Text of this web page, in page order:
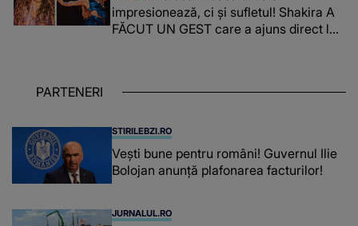
impresionează, ci și sufletul! Shakira A
FĂCUT UN GEST care a ajuns direct la
așteptând oportunitatea
PARTENERI
STIRILEBZI.RO
Vești bune pentru români! Guvernul Ilie
Bolojan anunță plafonarea facturilor!
JURNALUL.RO